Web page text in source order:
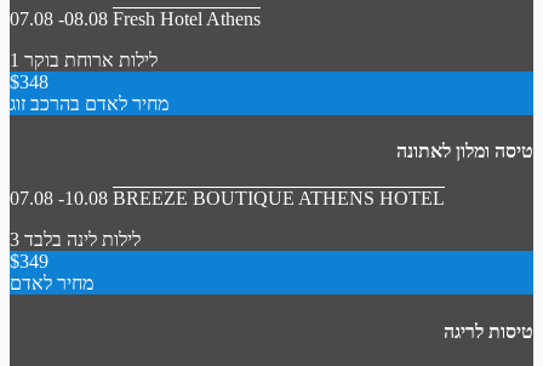
07.08 -08.08 Fresh Hotel Athens
1 לילות ארוחת בוקר
$348
מחיר לאדם בהרכב זוג
טיסה ומלון לאתונה
07.08 -10.08 BREEZE BOUTIQUE ATHENS HOTEL
3 לילות לינה בלבד
$349
מחיר לאדם
טיסות לריגה